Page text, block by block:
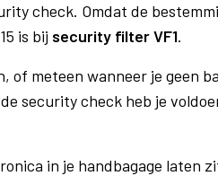
check. Omdat de
is bij security filter VF1.
meteen wanneer je geen
security check heb je
in je handbagage